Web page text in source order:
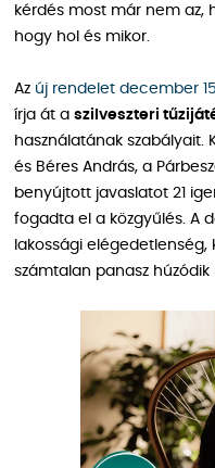
kérdés most már nem az,
hogy hol és mikor.
Az új rendelet december
írja át a szilveszteri
használatának szabályait.
és Béres András, a
benyújtott javaslatot 21
fogadta el a közgyűlés. A
lakossági
számtalan panasz húzódik